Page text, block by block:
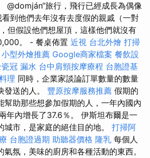
@domján“旅行，飛行已經成長為偶像
到他們去年沒有去度假的親戚（一對
但假設他們想屋頂，這樣他們就沒有
。 - 餐桌佈置 近視 台北外燴 打掃
小型外燴推薦 Google商家檔案 餐飲設
冠 漏水 台中肩頸按摩療程 台胞證基
理 同時，企業家談論訂單數量的數量
發送的人。 豐原按摩服務推薦 假期的
幫助那些想參加假期的人，一年內國內
年內增長了37.6％。 伊斯坦布爾是一
城市，是家庭的絕佳目的地。 打掃阿
台胞證過期 助聽器價格 隆乳 每個人
氛，美味的廚房和各種活動的東西。